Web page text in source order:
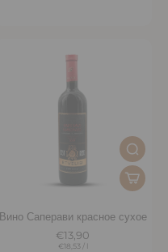
Вино Саперави красное сухое
€13,90
€18,53/ l